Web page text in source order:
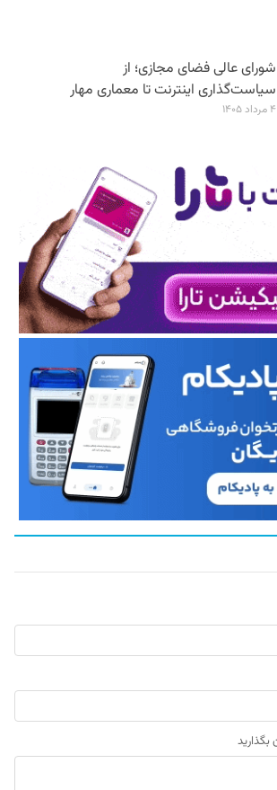
شورای عالی فضای مجازی؛ از
سیاست‌گذاری اینترنت تا معماری مهار
۴ مرداد ۱۴۰۵
بگذارید